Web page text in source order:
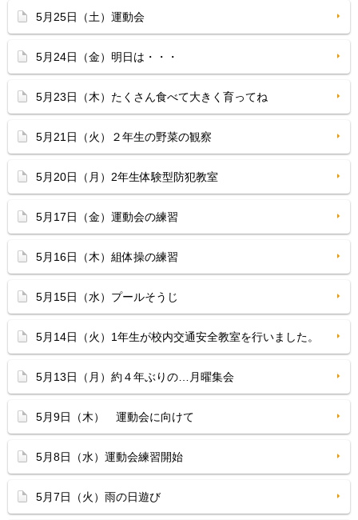
5月25日（土）運動会
5月24日（金）明日は・・・
5月23日（木）たくさん食べて大きく育ってね
5月21日（火）２年生の野菜の観察
5月20日（月）2年生体験型防犯教室
5月17日（金）運動会の練習
5月16日（木）組体操の練習
5月15日（水）プールそうじ
5月14日（火）1年生が校内交通安全教室を行いました。
5月13日（月）約４年ぶりの…月曜集会
5月9日（木） 運動会に向けて
5月8日（水）運動会練習開始
5月7日（火）雨の日遊び